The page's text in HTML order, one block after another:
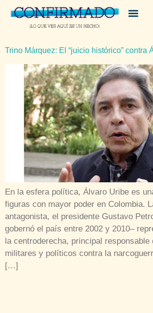
Trino Márquez: El “juicio histórico” contra
En la esfera política, Álvaro Uribe es
figuras con mayor poder en Colombia.
antagonista, el presidente Gustavo
gobernó el país entre 2002 y 2010–
la centroderecha, principal responsable
militares y políticos contra la
[…]